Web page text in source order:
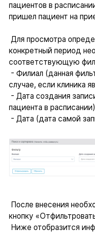
пациентов в
пришел пациент на
Для просмотра
конкретный период
соответствующую
- Филиал (данная
случае, если клиника
- Дата создания
пациента в расписании)
- Дата (дата самой
После внесения
кнопку
Ниже отобразится